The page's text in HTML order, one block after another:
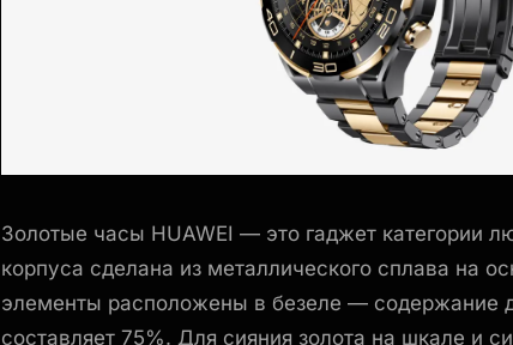
Золотые часы HUAWEI — это гаджет категории
корпуса сделана из металлического сплава на
элементы расположены в безеле — содержание
составляет 75%. Для сияния золота на шкале и